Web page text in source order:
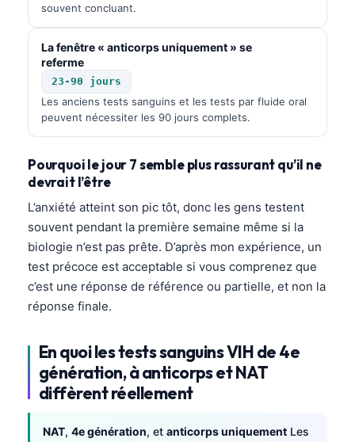
souvent concluant.
La fenêtre « anticorps uniquement » se
referme
23-90 jours
Les anciens tests sanguins et les tests par fluide oral
peuvent nécessiter les 90 jours complets.
Pourquoi le jour 7 semble plus rassurant qu’il ne
devrait l’être
L’anxiété atteint son pic tôt, donc les gens testent
souvent pendant la première semaine même si la
biologie n’est pas prête. D’après mon expérience, un
test précoce est acceptable si vous comprenez que
c’est une réponse de référence ou partielle, et non la
réponse finale.
En quoi les tests sanguins VIH de 4e
génération, à anticorps et NAT
diffèrent réellement
NAT, 4e génération, et anticorps uniquement Les